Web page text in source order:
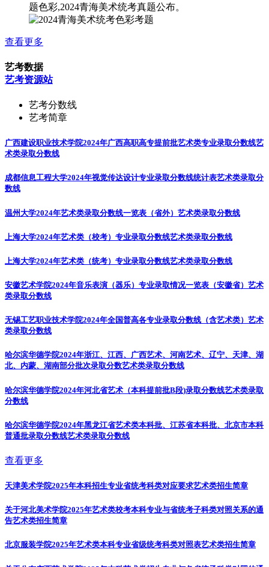
题色彩,2024青海美术统考真题公布。
查看更多
艺考数据
艺考资源站
艺考分数线
艺考简章
广西建设职业技术学院2024年广西高职高专提前批艺术类专业录取分数线艺
术类录取分数线
成都信息工程大学2024年视觉传达设计专业录取分数线统计表艺术类录取分
数线
温州大学2024年艺术类录取分数线一览表（省外） 艺术类录取分数线
上海大学2024年艺术类（校考）专业录取分数线艺术类录取分数线
上海大学2024年艺术类（统考）专业录取分数线艺术类录取分数线
安徽艺术学院2024年音乐表演（器乐）专业录取情况一览表（安徽省） 艺术
类录取分数线
无锡工艺职业技术学院2024年全国普高各专业录取分数线（含艺术类） 艺术
类录取分数线
哈尔滨华德学院2024年浙江、江西、广西艺术、河南艺术、辽宁、天津、湖
北、内蒙、湖南部分批次录取分数艺术类录取分数线
哈尔滨华德学院2024年河北省艺术（本科提前批B段)录取分数线艺术类录取
分数线
哈尔滨华德学院2024年黑龙江省艺术类本科批、江苏省本科批、北京市本科
普通批录取分数线艺术类录取分数线
查看更多
天津美术学院2025年本科招生专业省统考科类对应要求艺术类招生简章
关于河北美术学院2025年艺术类校考本科专业与省统考子科类对照关系的通
告艺术类招生简章
北京服装学院2025年艺术类本科专业省级统考科类对照表艺术类招生简章